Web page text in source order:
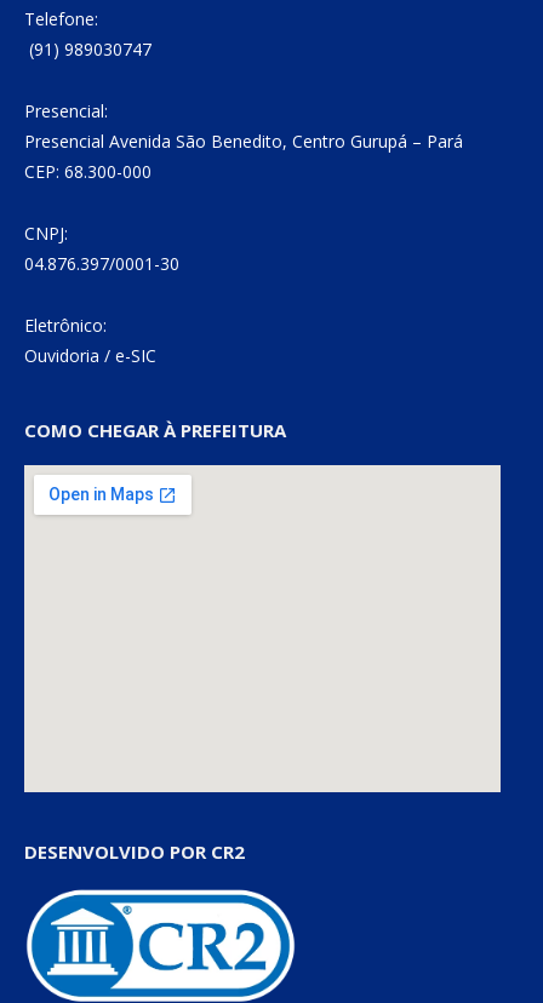
Telefone:
(91) 989030747
Presencial:
Presencial Avenida São Benedito, Centro Gurupá – Pará
CEP: 68.300-000
CNPJ:
04.876.397/0001-30
Eletrônico:
Ouvidoria / e-SIC
COMO CHEGAR À PREFEITURA
DESENVOLVIDO POR CR2